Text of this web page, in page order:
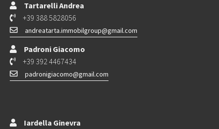
Tartarelli Andrea
+39 388 5828056
andreatarta.immobilgroup@gmail.com
Padroni Giacomo
+39 392 4467434
padronigiacomo@gmail.com
Iardella Ginevra